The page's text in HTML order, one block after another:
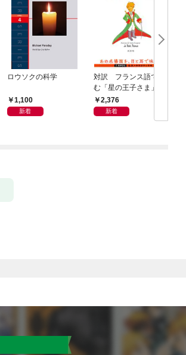
ロウソクの科学
1,100
新着
対訳 フランス語で読
む「星の王子さま」(音
声DL付)
2,376
新着